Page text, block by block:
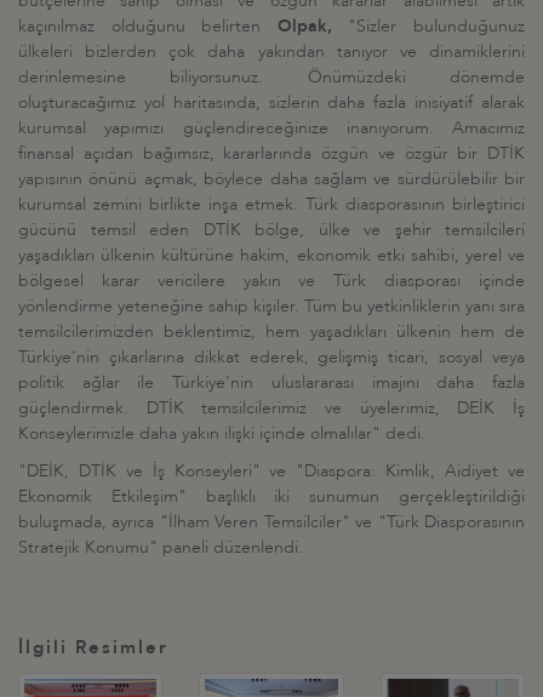
kaçınılmaz olduğunu belirten Olpak, "Sizler bulunduğunuz
ülkeleri bizlerden çok daha yakından tanıyor ve dinamiklerini
derinlemesine biliyorsunuz. Önümüzdeki dönemde
oluşturacağımız yol haritasında, sizlerin daha fazla inisiyatif alarak
kurumsal yapımızı güçlendireceğinize inanıyorum. Amacımız
finansal açıdan bağımsız, kararlarında özgün ve özgür bir DTİK
yapısının önünü açmak, böylece daha sağlam ve sürdürülebilir bir
kurumsal zemini birlikte inşa etmek. Türk diasporasının birleştirici
gücünü temsil eden DTİK bölge, ülke ve şehir temsilcileri
yaşadıkları ülkenin kültürüne hakim, ekonomik etki sahibi, yerel ve
bölgesel karar vericilere yakın ve Türk diasporası içinde
yönlendirme yeteneğine sahip kişiler. Tüm bu yetkinliklerin yanı sıra
temsilcilerimizden beklentimiz, hem yaşadıkları ülkenin hem de
Türkiye'nin çıkarlarına dikkat ederek, gelişmiş ticari, sosyal veya
politik ağlar ile Türkiye'nin uluslararası imajını daha fazla
güçlendirmek. DTİK temsilcilerimiz ve üyelerimiz, DEİK İş
Konseylerimizle daha yakın ilişki içinde olmalılar" dedi.
"DEİK, DTİK ve İş Konseyleri" ve "Diaspora: Kimlik, Aidiyet ve
Ekonomik Etkileşim" başlıklı iki sunumun gerçekleştirildiği
buluşmada, ayrıca "İlham Veren Temsilciler" ve "Türk Diasporasının
Stratejik Konumu" paneli düzenlendi.
İlgili Resimler